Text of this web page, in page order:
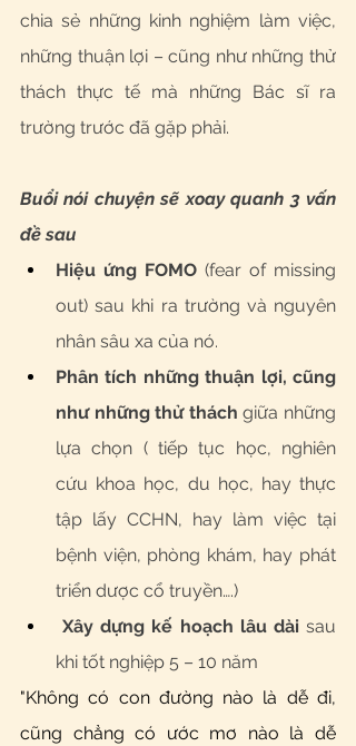
chia sẻ những kinh nghiệm làm việc,
những thuận lợi – cũng như những thử
thách thực tế mà những Bác sĩ ra
trường trước đã gặp phải.
Buổi nói chuyện sẽ xoay quanh 3 vấn
đề sau
Hiệu ứng FOMO (fear of missing
out) sau khi ra trường và nguyên
nhân sâu xa của nó.
Phân tích những thuận lợi, cũng
như những thử thách giữa những
lựa chọn ( tiếp tục học, nghiên
cứu khoa học, du học, hay thực
tập lấy CCHN, hay làm việc tại
bệnh viện, phòng khám, hay phát
triển dược cổ truyền….)
Xây dựng kế hoạch lâu dài sau
khi tốt nghiệp 5 – 10 năm
"Không có con đường nào là dễ đi,
cũng chẳng có ước mơ nào là dễ